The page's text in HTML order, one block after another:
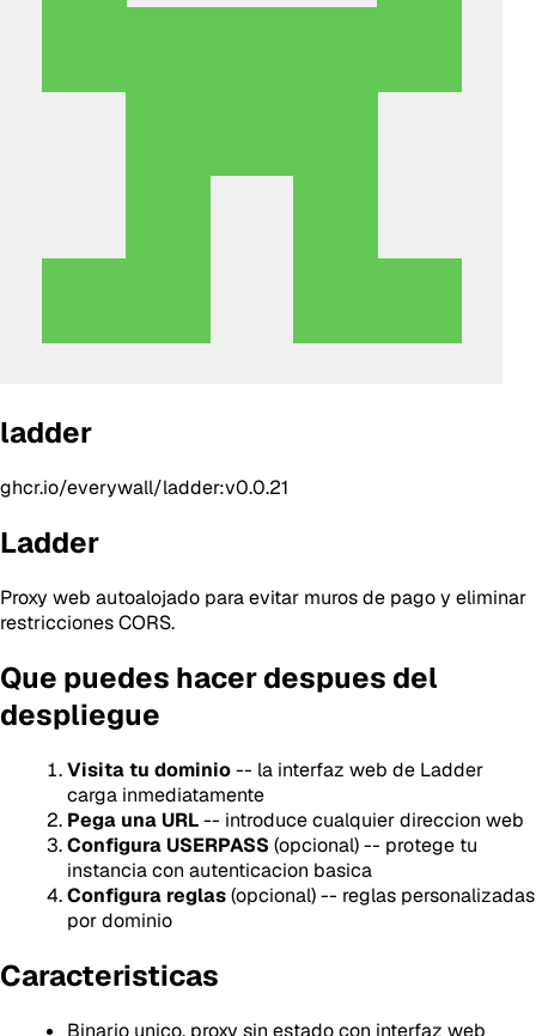
ladder
ghcr.io/everywall/ladder:v0.0.21
Ladder
Proxy web autoalojado para evitar muros de pago y eliminar
restricciones CORS.
Que puedes hacer despues del
despliegue
Visita tu dominio-- la interfaz web de Ladder
carga inmediatamente
Pega una URL-- introduce cualquier direccion web
Configura USERPASS (opcional) -- protege tu
instancia con autenticacion basica
Configura reglas(opcional) -- reglas personalizadas
por dominio
Caracteristicas
Binario unico, proxy sin estado con interfaz web